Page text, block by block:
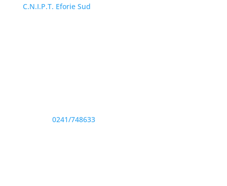
C.N.I.P.T. Eforie Sud
0241/748633